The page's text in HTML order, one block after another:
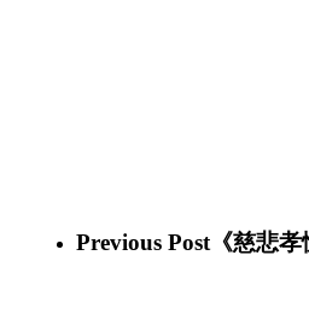
Previous Post 《慈悲